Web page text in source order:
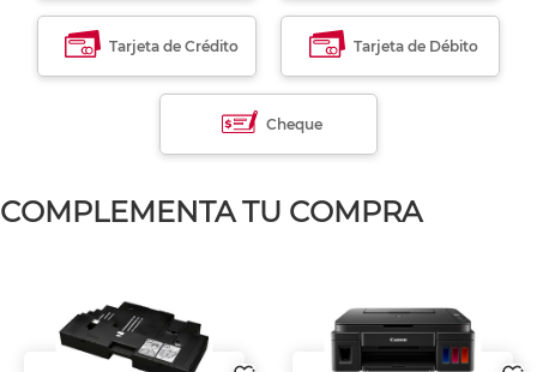
Tarjeta de Crédito Tarjeta de Débito
Cheque
COMPLEMENTA TU COMPRA